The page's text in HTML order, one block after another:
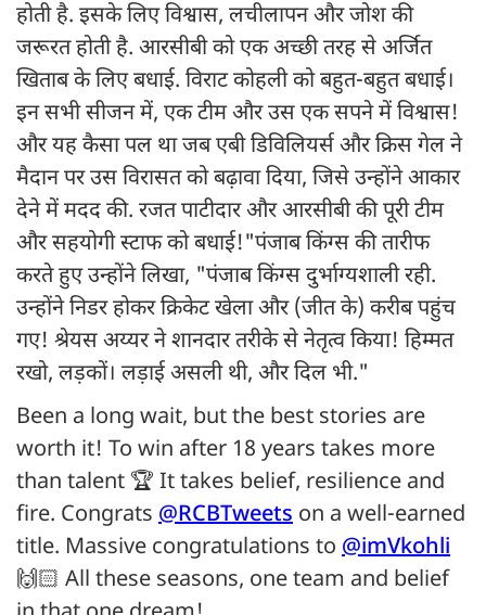
होती है. इसके लिए विश्वास, लचीलापन और जोश की
जरूरत होती है. आरसीबी को एक अच्छी तरह से अर्जित
खिताब के लिए बधाई. विराट कोहली को बहुत-बहुत बधाई।
इन सभी सीजन में, एक टीम और उस एक सपने में विश्वास!
और यह कैसा पल था जब एबी डिविलियर्स और क्रिस गेल ने
मैदान पर उस विरासत को बढ़ावा दिया, जिसे उन्होंने आकार
देने में मदद की. रजत पाटीदार और आरसीबी की पूरी टीम
और सहयोगी स्टाफ को बधाई!"पंजाब किंग्स की तारीफ
करते हुए उन्होंने लिखा, "पंजाब किंग्स दुर्भाग्यशाली रही.
उन्होंने निडर होकर क्रिकेट खेला और (जीत के) करीब पहुंच
गए! श्रेयस अय्यर ने शानदार तरीके से नेतृत्व किया! हिम्मत
रखो, लड़कों। लड़ाई असली थी, और दिल भी."
Been a long wait, but the best stories are
worth it! To win after 18 years takes more
than talent 🏆 It takes belief, resilience and
fire. Congrats @RCBTweets on a well-earned
title. Massive congratulations to @imVkohli
🙌🏻 All these seasons, one team and belief